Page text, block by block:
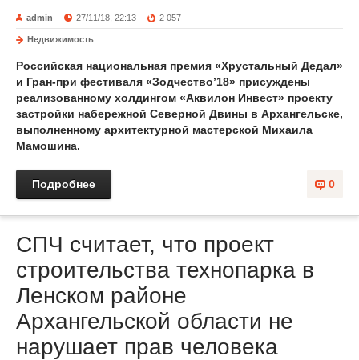
admin 27/11/18, 22:13 2 057
Недвижимость
Российская национальная премия «Хрустальный Дедал»
и Гран-при фестиваля «Зодчество’18» присуждены
реализованному холдингом «Аквилон Инвест» проекту
застройки набережной Северной Двины в Архангельске,
выполненному архитектурной мастерской Михаила
Мамошина.
0
Подробнее
СПЧ считает, что проект
строительства технопарка в
Ленском районе
Архангельской области не
нарушает прав человека